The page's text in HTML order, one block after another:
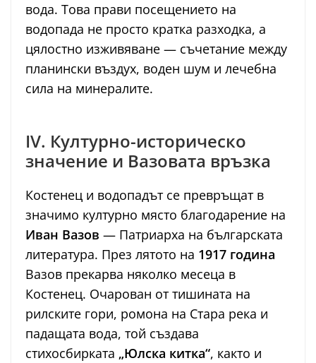
вода. Това прави посещението на
водопада не просто кратка разходка, а
цялостно изживяване — съчетание между
планински въздух, воден шум и лечебна
сила на минералите.
IV. Културно-историческо
значение и Вазовата връзка
Костенец и водопадът се превръщат в
значимо културно място благодарение на
Иван Вазов — Патриарха на българската
литература. През лятото на 1917 година
Вазов прекарва няколко месеца в
Костенец. Очарован от тишината на
рилските гори, ромона на Стара река и
падащата вода, той създава
стихосбирката „Юлска китка“, както и